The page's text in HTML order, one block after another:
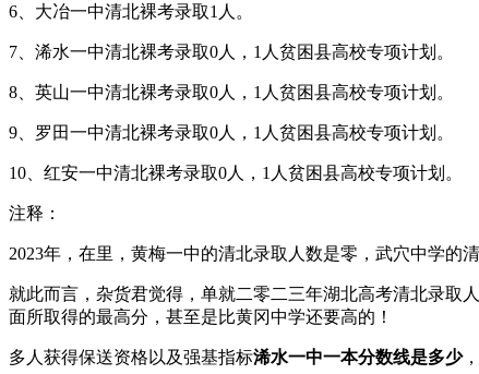
6、大冶一中清北裸考录取1人。
7、浠水一中清北裸考录取0人，1人贫困县高校专项计划。
8、英山一中清北裸考录取0人，1人贫困县高校专项计划。
9、罗田一中清北裸考录取0人，1人贫困县高校专项计划。
10、红安一中清北裸考录取0人，1人贫困县高校专项计划。
注释：
2023年，在里，黄梅一中的清北录取人数是零，武穴中学的
就此而言，杂货君觉得，单就二零二三年湖北高考清北录取
面所取得的最高分，甚至是比黄冈中学还要高的！
多人获得保送资格以及强基指标浠水一中一本分数线是多少